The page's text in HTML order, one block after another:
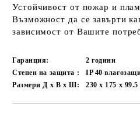
Устойчивост от пожар и
Възможност да се завърти
зависимост от Вашите
Гаранция:
2 години
Степен на защита :
IP 40
Размери Д х В х Ш:
230 x 175 x 99.5